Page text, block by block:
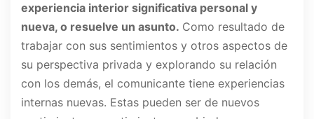
experiencia interior significativa personal y
nueva, o resuelve un asunto. Como resultado de
trabajar con sus sentimientos y otros aspectos de
su perspectiva privada y explorando su relación
con los demás, el comunicante tiene experiencias
internas nuevas. Estas pueden ser de nuevos